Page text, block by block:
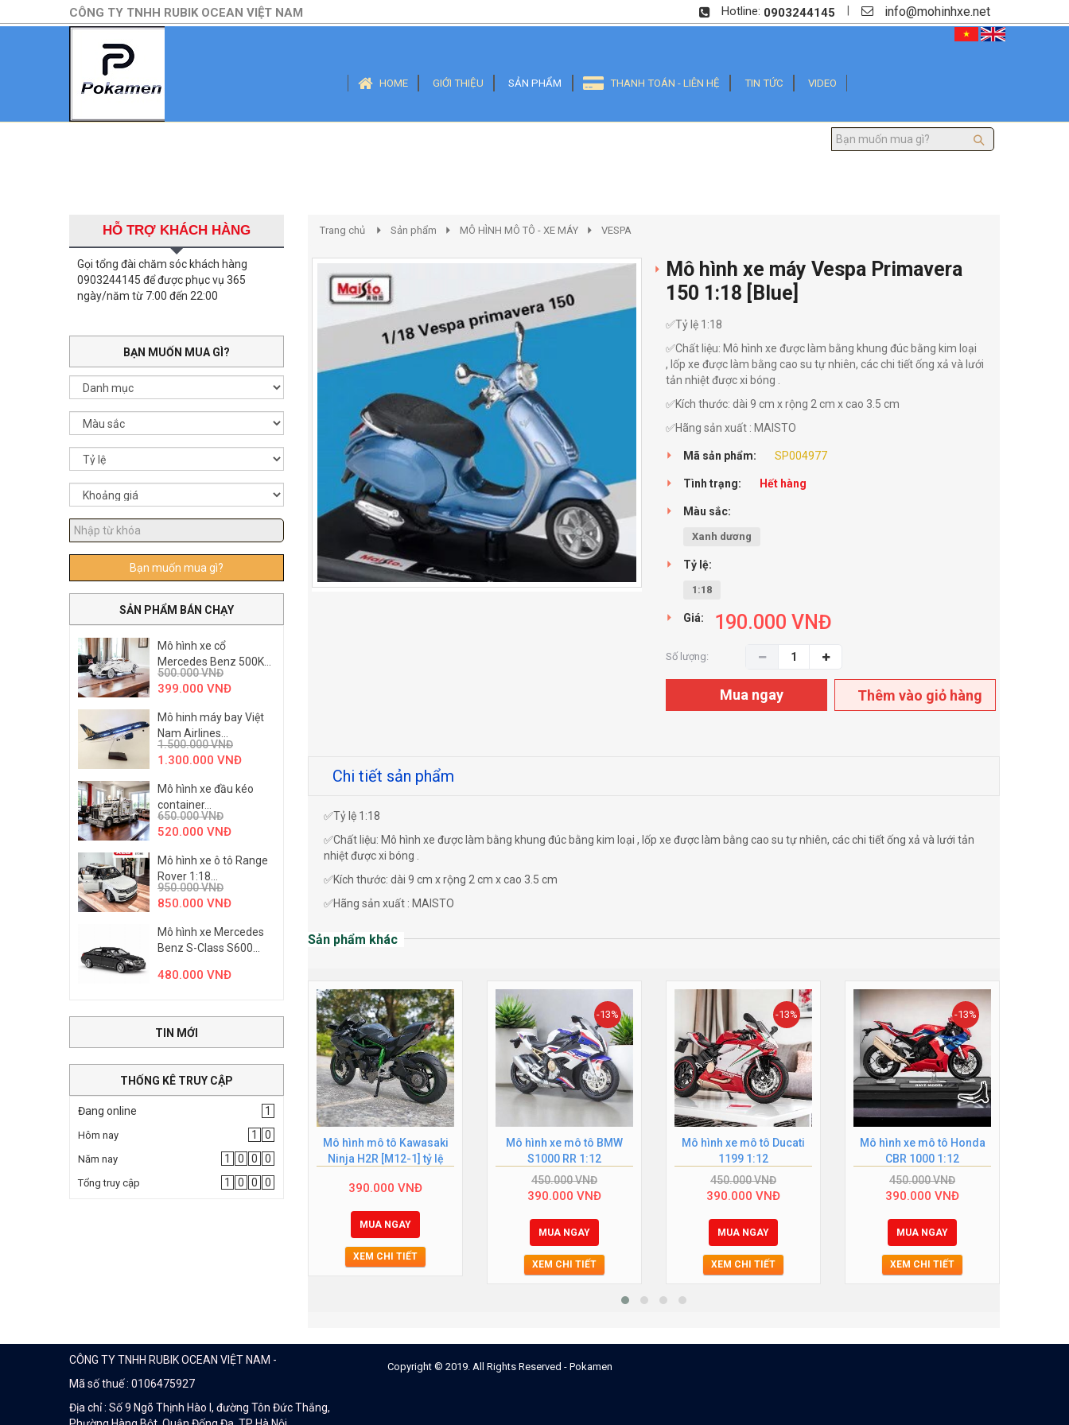
CÔNG TY TNHH RUBIK OCEAN VIỆT NAM Hotline: 0903244145 info@mohinhxe.net
HOME GIỚI THIỆU SẢN PHẨM THANH TOÁN - LIÊN HỆ TIN TỨC VIDEO
HỖ TRỢ KHÁCH HÀNG
Gọi tổng đài chăm sóc khách hàng
0903244145 để được phục vụ 365
ngày/năm từ 7:00 đến 22:00
BẠN MUỐN MUA GÌ?
Bạn muốn mua gì?
SẢN PHẨM BÁN CHẠY
Mô hình xe cổ
Mercedes Benz 500K...
500.000VNĐ
399.000 VNĐ
Mô hinh máy bay Việt
Nam Airlines...
1.500.000VNĐ
1.300.000 VNĐ
Mô hình xe đầu kéo
container...
650.000VNĐ
520.000 VNĐ
Mô hình xe ô tô Range
Rover 1:18...
950.000VNĐ
850.000 VNĐ
Mô hình xe Mercedes
Benz S-Class S600...
480.000 VNĐ
TIN MỚI
THỐNG KÊ TRUY CẬP
Đang online 1
Hôm nay 1 0
Năm nay 1 0 0 0
Tổng truy cập 1 0 0 0
Trang chủ Sản phẩm MÔ HÌNH MÔ TÔ - XE MÁY VESPA
Mô hình xe máy Vespa Primavera
150 1:18 [Blue]
✅Tỷ lệ 1:18
✅Chất liệu: Mô hình xe được làm bằng khung đúc bằng kim loại
, lốp xe được làm bằng cao su tự nhiên, các chi tiết ống xả và lưới
tản nhiệt được xi bóng .
✅Kích thước: dài 9 cm x rộng 2 cm x cao 3.5 cm
✅Hãng sản xuất : MAISTO
Mã sản phẩm: SP004977
Tình trạng: Hết hàng
Màu sắc:
Xanh dương
Tỷ lệ:
1:18
Giá: 190.000 VNĐ
Số lượng:
Mua ngay Thêm vào giỏ hàng
Chi tiết sản phẩm
✅Tỷ lệ 1:18
✅Chất liệu: Mô hình xe được làm bằng khung đúc bằng kim loại , lốp xe được làm bằng cao su tự nhiên, các chi tiết ống xả và lưới tản
nhiệt được xi bóng .
✅Kích thước: dài 9 cm x rộng 2 cm x cao 3.5 cm
✅Hãng sản xuất : MAISTO
Sản phẩm khác
Mô hình mô tô Kawasaki
Ninja H2R [M12-1] tỷ lệ
390.000 VNĐ
MUA NGAY
XEM CHI TIẾT
-13%
Mô hình xe mô tô BMW
S1000 RR 1:12
450.000VNĐ
390.000 VNĐ
MUA NGAY
XEM CHI TIẾT
-13%
Mô hình xe mô tô Ducati
1199 1:12
450.000VNĐ
390.000 VNĐ
MUA NGAY
XEM CHI TIẾT
-13%
Mô hình xe mô tô Honda
CBR 1000 1:12
450.000VNĐ
390.000 VNĐ
MUA NGAY
XEM CHI TIẾT
CÔNG TY TNHH RUBIK OCEAN VIỆT NAM -
Mã số thuế : 0106475927
Địa chỉ : Số 9 Ngõ Thịnh Hào I, đường Tôn Đức Thắng,
Copyright © 2019. All Rights Reserved - Pokamen